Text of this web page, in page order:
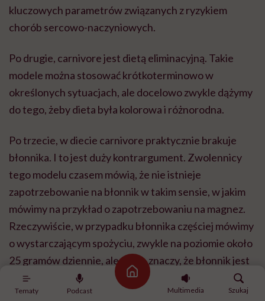
Tematy Podcast
Strona główna
Multimedia
Szukaj
kluczowych parametrów związanych z ryzykiem
chorób sercowo-naczyniowych.
Po drugie, carnivore jest dietą eliminacyjną. Takie
modele można stosować krótkoterminowo w
określonych sytuacjach, ale docelowo zwykle dążymy
do tego, żeby dieta była kolorowa i różnorodna.
Po trzecie, w diecie carnivore praktycznie brakuje
błonnika. I to jest duży kontrargument. Zwolennicy
tego modelu czasem mówią, że nie istnieje
zapotrzebowanie na błonnik w takim sensie, w jakim
mówimy na przykład o zapotrzebowaniu na magnez.
Rzeczywiście, w przypadku błonnika częściej mówimy
o wystarczającym spożyciu, zwykle na poziomie około
25 gramów dziennie, ale to nie znaczy, że błonnik jest
nieważny. Mamy bardzo dużo danych pokazujących,
że jego odpowiednia ilość w diecie wiąże się m.in. z